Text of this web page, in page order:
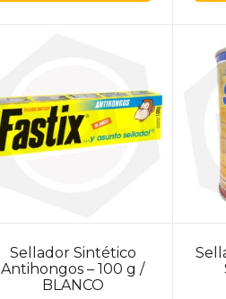
Sellador Sintético
Antihongos – 100 g /
BLANCO